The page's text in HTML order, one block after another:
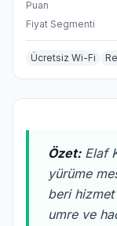
Puan
Fiyat Segmenti
Ücretsiz Wi-Fi
Özet:Elaf
yürüme
beri
umre ve